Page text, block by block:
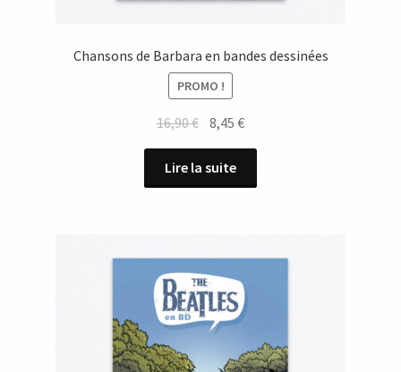
Chansons de Barbara en bandes dessinées
PROMO !
16,90€ Le
initial
était :
8,45€Le
est :
Lire la suite